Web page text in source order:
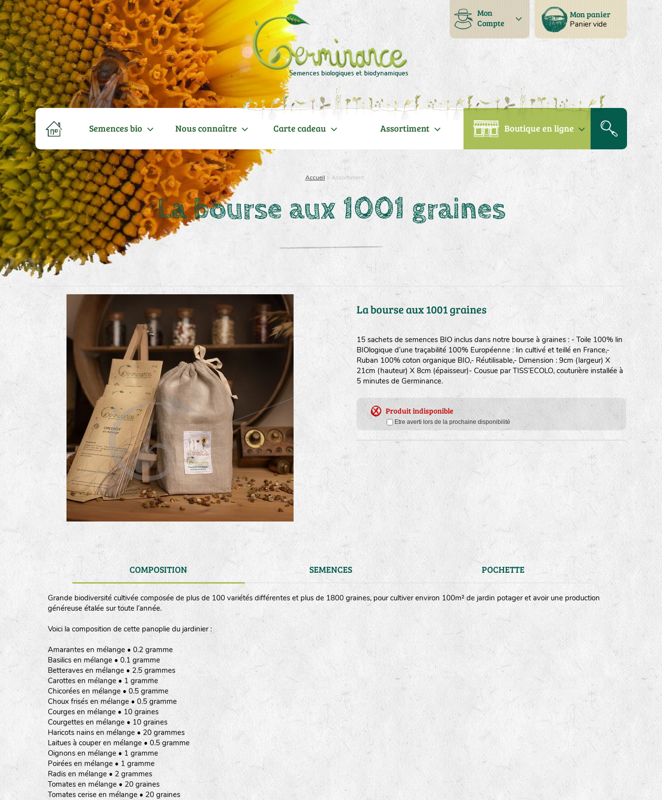
Mon panier
Panier vide
Mon
Compte
Semences bio Nous connaître Carte cadeau Assortiment Boutique en ligne
Accueil >Assortiment
La bourse aux 1001 graines
La bourse aux 1001 graines
15 sachets de semences BIO inclus dans notre bourse à graines : - Toile 100% lin
BIOlogique d’une traçabilité 100% Européenne : lin cultivé et teillé en France,-
Ruban 100% coton organique BIO,- Réutilisable,- Dimension : 9cm (largeur) X
21cm (hauteur) X 8cm (épaisseur)- Cousue par TISS’ECOLO, couturière installée à
5 minutes de Germinance.
Produit indisponible
Etre averti lors de la prochaine disponibilité
COMPOSITION SEMENCES POCHETTE
Grande biodiversité cultivée composée de plus de 100 variétés différentes et plus de 1800 graines, pour cultiver environ 100m² de jardin potager et avoir une production
généreuse étalée sur toute l’année.
Voici la composition de cette panoplie du jardinier :
Amarantes en mélange • 0.2 gramme
Basilics en mélange • 0.1 gramme
Betteraves en mélange • 2.5 grammes
Carottes en mélange • 1 gramme
Chicorées en mélange • 0.5 gramme
Choux frisés en mélange • 0.5 gramme
Courges en mélange • 10 graines
Courgettes en mélange • 10 graines
Haricots nains en mélange • 20 grammes
Laitues à couper en mélange • 0.5 gramme
Oignons en mélange • 1 gramme
Poirées en mélange • 1 gramme
Radis en mélange • 2 grammes
Tomates en mélange • 20 graines
Tomates cerise en mélange • 20 graines